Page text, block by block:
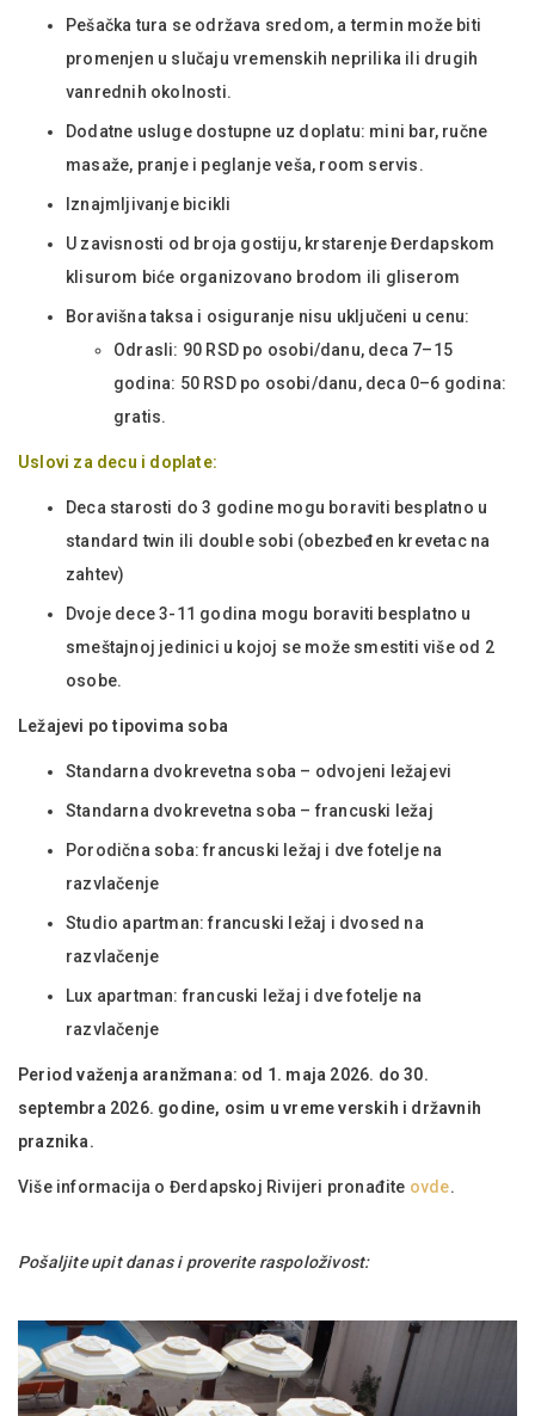
Pešačka tura se održava sredom, a termin može biti
promenjen u slučaju vremenskih neprilika ili drugih
vanrednih okolnosti.
Dodatne usluge dostupne uz doplatu: mini bar, ručne
masaže, pranje i peglanje veša, room servis.
Iznajmljivanje bicikli
U zavisnosti od broja gostiju, krstarenje Đerdapskom
klisurom biće organizovano brodom ili gliserom
Boravišna taksa i osiguranje nisu uključeni u cenu:
Odrasli: 90 RSD po osobi/danu, deca 7–15
godina: 50 RSD po osobi/danu, deca 0–6 godina:
gratis.
Uslovi za decu i doplate:
Deca starosti do 3 godine mogu boraviti besplatno u
standard twin ili double sobi (obezbeđen krevetac na
zahtev)
Dvoje dece 3-11 godina mogu boraviti besplatno u
smeštajnoj jedinici u kojoj se može smestiti više od 2
osobe.
Ležajevi po tipovima soba
Standarna dvokrevetna soba – odvojeni ležajevi
Standarna dvokrevetna soba – francuski ležaj
Porodična soba: francuski ležaj i dve fotelje na
razvlačenje
Studio apartman: francuski ležaj i dvosed na
razvlačenje
Lux apartman: francuski ležaj i dve fotelje na
razvlačenje
Period važenja aranžmana: od 1. maja 2026. do 30.
septembra 2026. godine, osim u vreme verskih i državnih
praznika.
Više informacija o Đerdapskoj Rivijeri pronađite ovde.
Pošaljite upit danas i proverite raspoloživost: